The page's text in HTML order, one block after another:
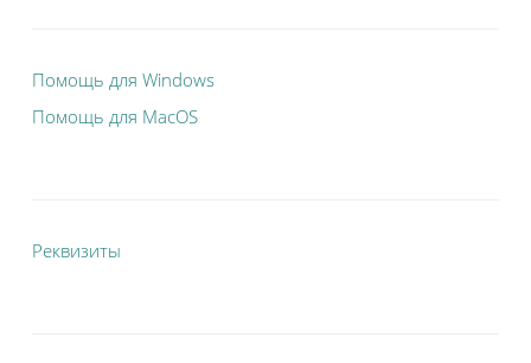
Помощь для Windows
Помощь для MacOS
Реквизиты